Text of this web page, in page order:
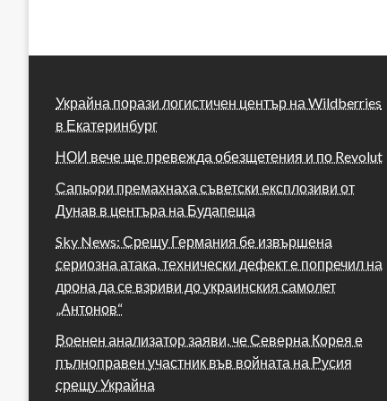
Украйна порази логистичен център на Wildberries
в Екатеринбург
НОИ вече ще превежда обезщетения и по Revolut
Сапьори премахнаха съветски експлозиви от
Дунав в центъра на Будапеща
Sky News: Срещу Германия бе извършена
сериозна атака, технически дефект е попречил на
дрона да се взриви до украинския самолет
„Антонов“
Военен анализатор заяви, че Северна Корея е
пълноправен участник във войната на Русия
срещу Украйна